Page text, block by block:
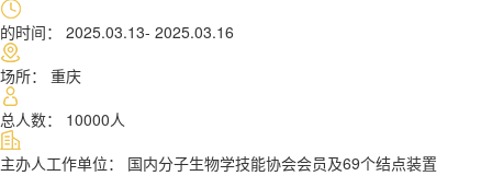
的时间： 2025.03.13- 2025.03.16
场所： 重庆
总人数： 10000人
主办人工作单位： 国内分子生物学技能协会会员及69个结点装置